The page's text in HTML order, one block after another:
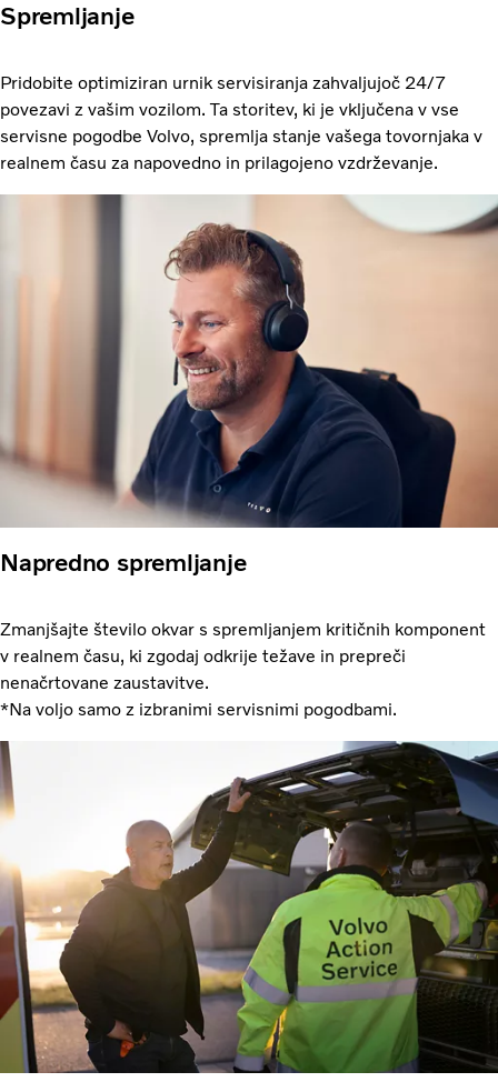
Spremljanje
Pridobite optimiziran urnik servisiranja zahvaljujoč 24/7
povezavi z vašim vozilom. Ta storitev, ki je vključena v vse
servisne pogodbe Volvo, spremlja stanje vašega tovornjaka v
realnem času za napovedno in prilagojeno vzdrževanje.
Napredno spremljanje
Zmanjšajte število okvar s spremljanjem kritičnih komponent
v realnem času, ki zgodaj odkrije težave in prepreči
nenačrtovane zaustavitve.
*Na voljo samo z izbranimi servisnimi pogodbami.